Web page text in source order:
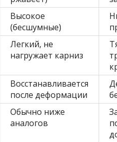
Высокое
(бесшумные)
Легкий, не
нагружает карниз
Восстанавливается
после деформации
Обычно ниже
аналогов